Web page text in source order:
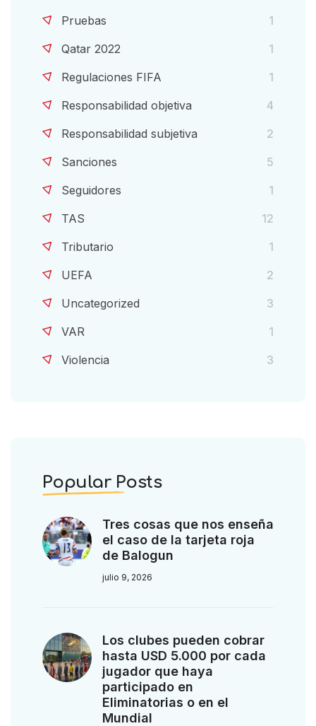
Pruebas
1
Qatar 2022
1
Regulaciones FIFA
1
Responsabilidad objetiva
4
Responsabilidad subjetiva
2
Sanciones
5
Seguidores
1
TAS
12
Tributario
1
UEFA
2
Uncategorized
3
VAR
1
Violencia
3
Popular Posts
Tres cosas que nos enseña
el caso de la tarjeta roja
de Balogun
julio 9, 2026
Los clubes pueden cobrar
hasta USD 5.000 por cada
jugador que haya
participado en
Eliminatorias o en el
Mundial